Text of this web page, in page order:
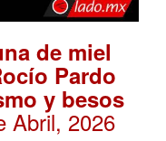
de miel
Pardo
y besos
Abril, 2026